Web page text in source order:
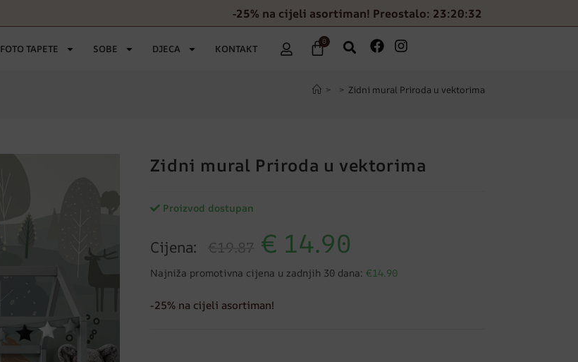
-25% na cijeli asortiman! Preostalo: 23:20:31
FOTO TAPETE SOBE DJECA KONTAKT
0
> > Zidni mural Priroda u vektorima
Zidni mural Priroda u vektorima
Proizvod dostupan
Cijena: €19.87 € 14.90
Najniža promotivna cijena u zadnjih 30 dana: €14.90
-25% na cijeli asortiman!